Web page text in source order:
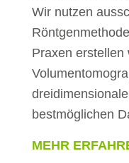
Wir nutzen
Praxen erstellen
bestmöglichen
MEHR